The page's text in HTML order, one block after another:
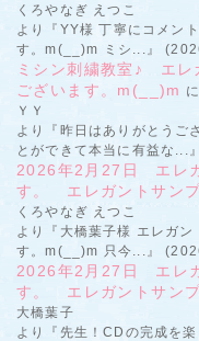
くろやなぎ えつこ
より『YY様 丁寧にコメン
す。m(__)m ミシ...』
ミシン刺繍教室♪ エレ
ございます。m(__)m に
ＹＹ
より『昨日はありがとうご
とができて本当に有益な
2026年2月27日 エレ
す。 エレガントサン
くろやなぎ えつこ
より『大橋葉子様 エレガ
す。m(__)m 只今...』
2026年2月27日 エレ
す。 エレガントサン
大橋葉子
より『先生！CDの完成を